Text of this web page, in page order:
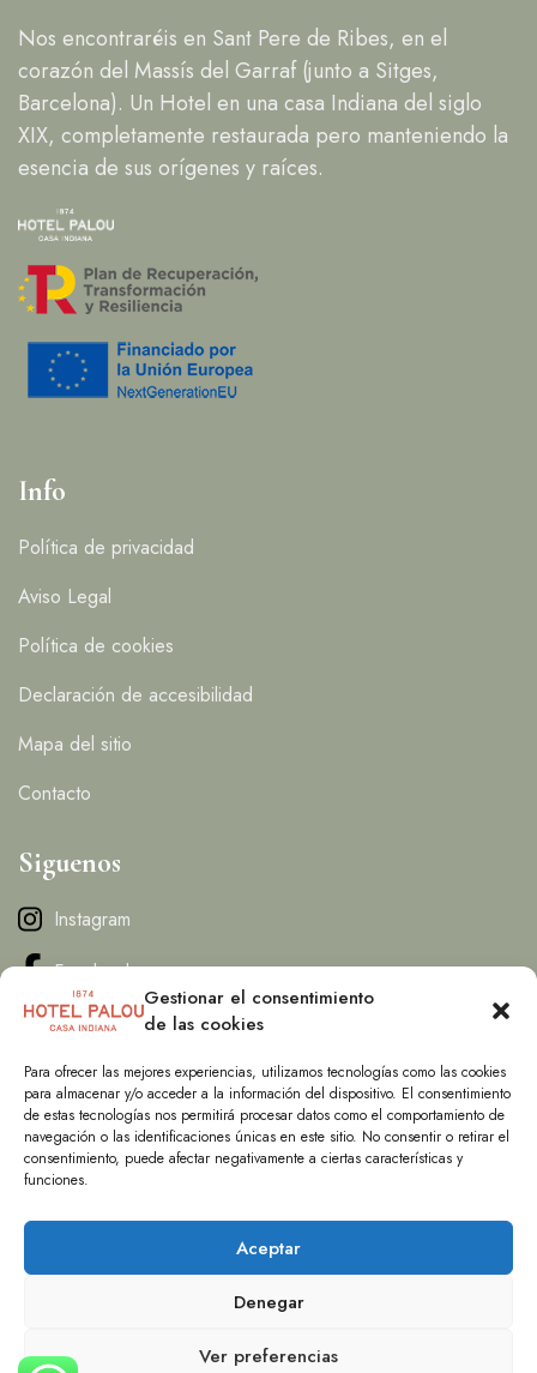
Gestionar el consentimiento
de las cookies
Para ofrecer las mejores experiencias, utilizamos tecnologías como las cookies
para almacenar y/o acceder a la información del dispositivo. El consentimiento
de estas tecnologías nos permitirá procesar datos como el comportamiento de
navegación o las identificaciones únicas en este sitio. No consentir o retirar el
consentimiento, puede afectar negativamente a ciertas características y
funciones.
Aceptar
Denegar
Ver preferencias
Nos encontraréis en Sant Pere de Ribes, en el
corazón del Massís del Garraf (junto a Sitges,
Barcelona). Un Hotel en una casa Indiana del siglo
XIX, completamente restaurada pero manteniendo la
esencia de sus orígenes y raíces.
Info
Política de privacidad
Aviso Legal
Política de cookies
Declaración de accesibilidad
Mapa del sitio
Contacto
Siguenos
Instagram
Facebook
info@hotelpalou.com
T. (+34) 626601899